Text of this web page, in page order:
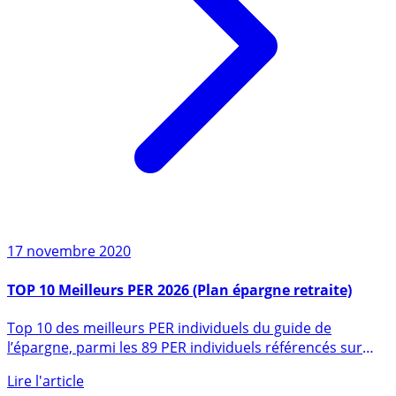
17 novembre 2020
TOP 10 Meilleurs PER 2026 (Plan épargne retraite)
l’épargne, parmi les 89 PER individuels référencés sur